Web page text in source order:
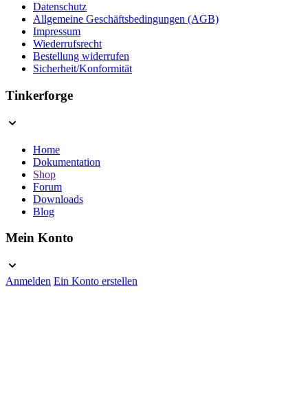
Datenschutz
Allgemeine Geschäftsbedingungen (AGB)
Impressum
Wiederrufsrecht
Bestellung widerrufen
Sicherheit/Konformität
Tinkerforge
Home
Dokumentation
Shop
Forum
Downloads
Blog
Mein Konto
Anmelden Ein Konto erstellen